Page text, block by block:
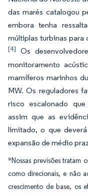
das marés catalogou
embora tenha
múltiplas turbinas para
[4] Os
monitoramento
mamíferos marinhos
MW. Os reguladores
risco escalonado que
assim que as
limitado, o que
expansão de médio
*Nossas previsões tratam
como direcionais, e não
crescimento de base, os